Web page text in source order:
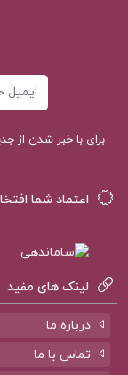
کتاب
برای با خبر شدن از
اعتماد شما
لینک های مفید
درباره ما
تماس با ما